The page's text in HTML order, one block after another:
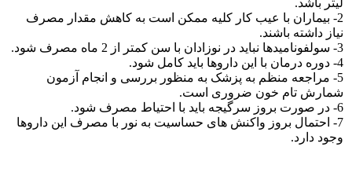
لیتر باشد.
2- بیماران با عیب کار کلیه ممکن است به کاهش مقدار مصرف
نیاز داشته باشند.
3- سولفونامیدها نباید در نوزادان با سن کمتر از 2 ماه مصرف شود.
4- دوره درمان با این داروها باید کامل شود.
5- مراجعه منظم به پزشک به منظور بررسی و انجام آزمون
شمارش تام خون ضروری است.
6- در صورت بروز سرگیجه باید با احتیاط مصرف شود.
7- احتمال بروز واکنش های حساسیت به نور با مصرف این داروها
وجود دارد.